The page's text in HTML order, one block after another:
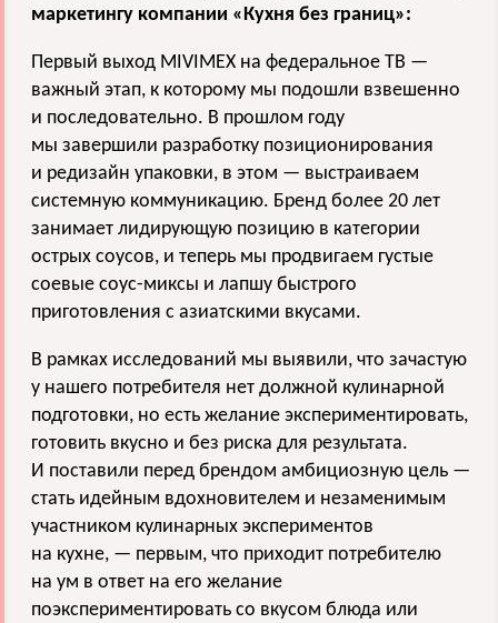
маркетингу компании «Кухня без границ»:
Первый выход MIVIMEX на федеральное ТВ —
важный этап, к которому мы подошли взвешенно
и последовательно. В прошлом году
мы завершили разработку позиционирования
и редизайн упаковки, в этом — выстраиваем
системную коммуникацию. Бренд более 20 лет
занимает лидирующую позицию в категории
острых соусов, и теперь мы продвигаем густые
соевые соус-миксы и лапшу быстрого
приготовления с азиатскими вкусами.
В рамках исследований мы выявили, что зачастую
у нашего потребителя нет должной кулинарной
подготовки, но есть желание экспериментировать,
готовить вкусно и без риска для результата.
И поставили перед брендом амбициозную цель —
стать идейным вдохновителем и незаменимым
участником кулинарных экспериментов
на кухне, — первым, что приходит потребителю
на ум в ответ на его желание
поэкспериментировать со вкусом блюда или